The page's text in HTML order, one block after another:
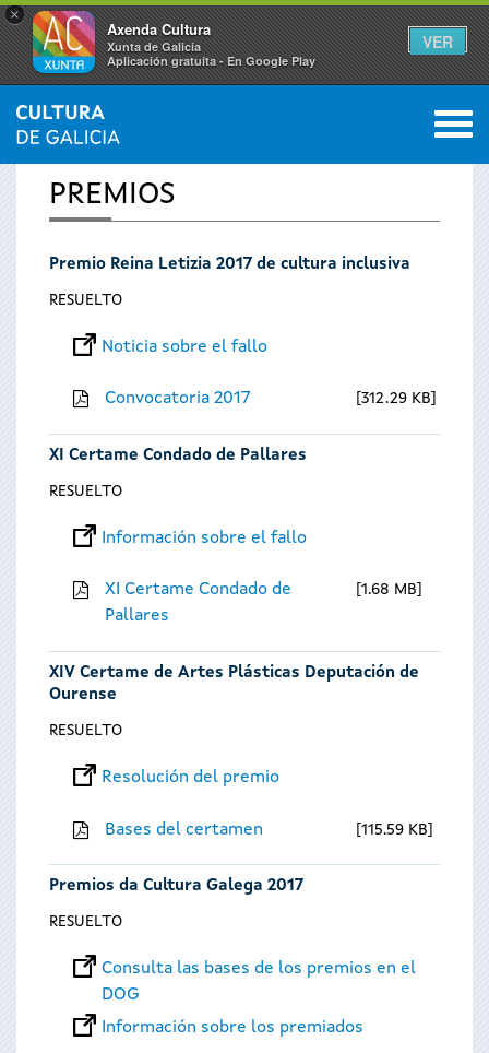
×
Axenda Cultura
Xunta de Galicia
Aplicación gratuíta - En Google Play
VER
Se
encuentra
usted
INICIO 0
PREMIOS
Premio Reina Letizia 2017 de cultura inclusiva
RESUELTO
Noticia sobre el fallo
Convocatoria 2017 312.29 KB
XI Certame Condado de Pallares
RESUELTO
Información sobre el fallo
XI Certame Condado de
Pallares
1.68 MB
XIV Certame de Artes Plásticas Deputación de
Ourense
RESUELTO
Resolución del premio
Bases del certamen 115.59 KB
Premios da Cultura Galega 2017
RESUELTO
Consulta las bases de los premios en el
DOG
Información sobre los premiados